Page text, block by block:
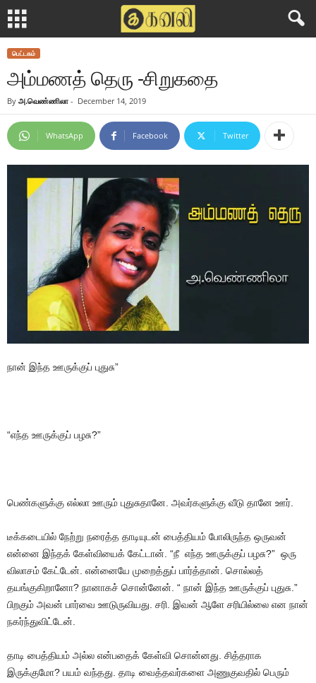
பெட்டகம்
அம்மணத் தெரு -சிறுகதை
By அ.வெண்ணிலா - December 14, 2019
WhatsApp Facebook Twitter
நான் இந்த ஊருக்குப் புதுசு”
“எந்த ஊருக்குப் பழசு?”
பெண்களுக்கு எல்லா ஊரும் புதுசுதானே. அவர்களுக்கு வீடு தானே ஊர்.
டீக்கடையில் நேற்று நரைத்த தாடியுடன் பைத்தியம் போலிருந்த ஒருவன்
என்னை இந்தக் கேள்வியைக் கேட்டான். “நீ எந்த ஊருக்குப் பழசு?” ஒரு
விலாசம் கேட்டேன். என்னையே முறைத்துப் பார்த்தான். சொல்லத்
தயங்குகிறானோ? நானாகச் சொன்னேன். “ நான் இந்த ஊருக்குப் புதுசு.”
பிறகும் அவன் பார்வை ஊடுருவியது. சரி. இவன் ஆளே சரியில்லை என நான்
நகர்ந்துவிட்டேன்.
தாடி பைத்தியம் அல்ல என்பதைக் கேள்வி சொன்னது. சித்தராக
இருக்குமோ? பயம் வந்தது. தாடி வைத்தவர்களை அணுகுவதில் பெரும்